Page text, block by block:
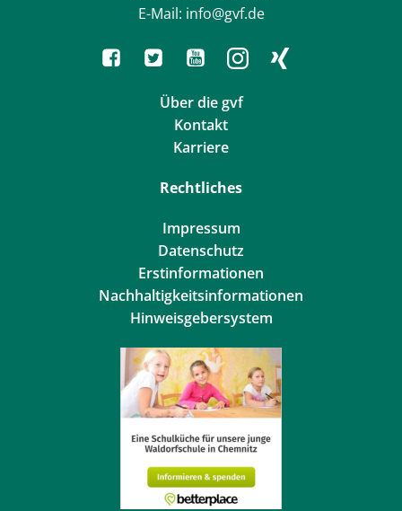
E-Mail: info@gvf.de
Über die gvf
Kontakt
Karriere
Rechtliches
Impressum
Datenschutz
Erstinformationen
Nachhaltigkeitsinformationen
Hinweisgebersystem